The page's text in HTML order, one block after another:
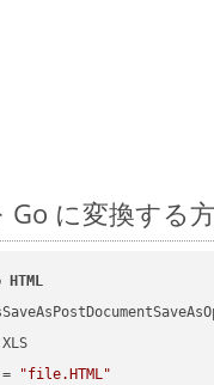
Go に変換する
HTML
"file.HTML"